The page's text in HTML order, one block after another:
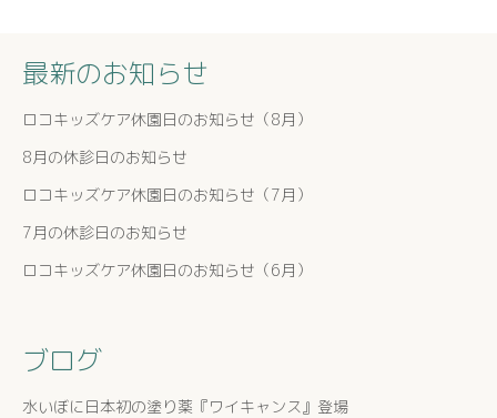
最新のお知らせ
ロコキッズケア休園日のお知らせ（8月）
8月の休診日のお知らせ
ロコキッズケア休園日のお知らせ（7月）
7月の休診日のお知らせ
ロコキッズケア休園日のお知らせ（6月）
ブログ
水いぼに日本初の塗り薬『ワイキャンス』登場